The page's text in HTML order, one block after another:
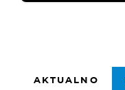
AKTUALNO